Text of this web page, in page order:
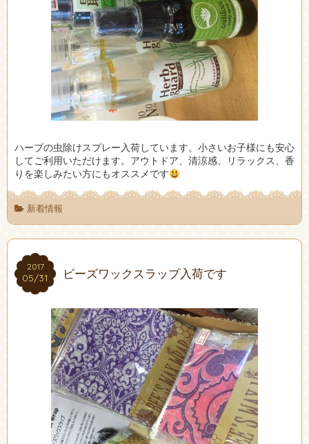
ハーブの虫除けスプレー入荷しています。小さいお子様にも安心
してご利用いただけます。アウトドア、清涼感、リラックス、香
りを楽しみたい方にもオススメです
新着情報
2017
05/31
2017
05/31 ビーズワックスラップ入荷です